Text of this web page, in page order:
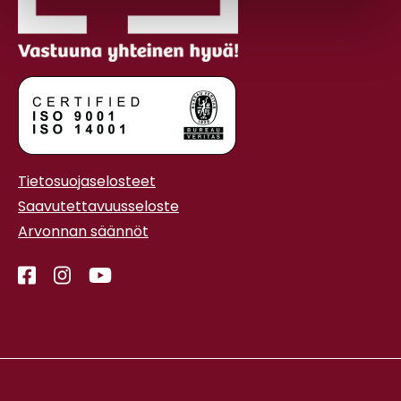
Tietosuojaselosteet
Saavutettavuusseloste
Arvonnan säännöt